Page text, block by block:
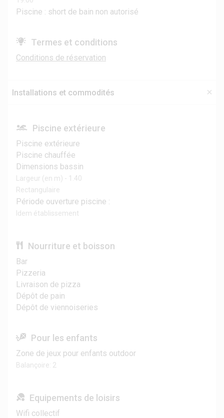
Piscine : short de bain non autorisé
Termes et conditions
Conditions de réservation
Installations et commodités
Piscine extérieure
Piscine extérieure
Piscine chauffée
Dimensions bassin
Largeur (en m) - 1.40
Rectangulaire
Période ouverture piscine :
Idem établissement
Nourriture et boisson
Bar
Pizzeria
Livraison de pizza
Dépôt de pain
Dépôt de viennoiseries
Pour les enfants
Zone de jeux pour enfants outdoor
Balançoire: 2
Equipements de loisirs
Wifi collectif